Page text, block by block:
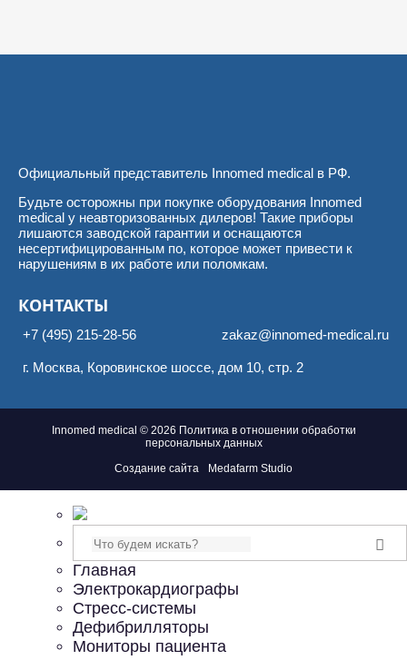
Официальный представитель Innomed medical в РФ.
Будьте осторожны при покупке оборудования Innomed
medical у неавторизованных дилеров! Такие приборы
лишаются заводской гарантии и оснащаются
несертифицированным по, которое может привести к
нарушениям в их работе или поломкам.
КОНТАКТЫ
+7 (495) 215-28-56 zakaz@innomed-medical.ru
г. Москва, Коровинское шоссе, дом 10, стр. 2
Innomed medical © 2026 Политика в отношении обработки
персональных данных
Создание сайта
Medafarm Studio
Поиск
Главная
Электрокардиографы
Стресс-системы
Дефибрилляторы
Мониторы пациента